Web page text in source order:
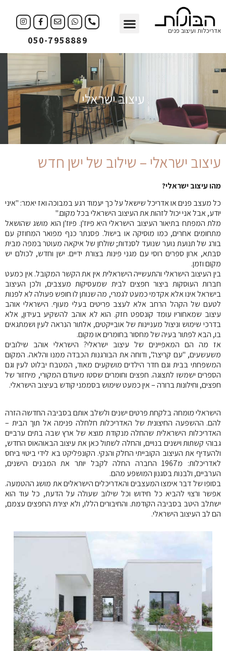
אדריכלות ועיצוב פנים
050-7958889
עיצוב ישראלי
עיצוב ישראלי – שילוב של ישן חדש
מהו עיצוב ישראלי?
כל מעצב פנים או אדריכל שישאל על כך יעמוד רגע במבוכה ואז יאמר: "איני
יודע, אבל אני יכול לזהות את העיצוב הישראלי בכל מקום."
מלת המפתח בתיאור העיצוב הישראלי היא פיוז'ן. פיוז'ן הוא מושג שהושאל
מתחומים אחרים, כמו מוסיקה או בישול. פסנתר כנף מפואר המחוזק עם
בורג של תנועת נוער שנועד לסנדות; שולחן של איקאה מעוטר במפה מבית
סבתא, ארון ספרים רוסי עם מגני פינות בצורת ידיים. ישן וחדש, לכולם יש
מקום וזמן.
בין העיצוב הישראלי והתעשייה הישראלית אין את הקשר המקובל. אין כמעט
חברות העוסקות ביצור חפצים לבית שמעסיקות מעצבים, ולכן העיצוב
בישראל אינו אלא אקדמי כמעט לגמרי, מה שנותן לו חופש פעולה לא לפנות
לטעם של הקהל הרחב אלא לעצב פריטים בעלי מעוף. הישראלי אוהב
עיצוב שמאחוריו עומד קונספט חזק. הוא לא אוהב להשקיע בעידון, אלא
בדרכי שימוש וניצול מעניינות של אובייקטים, אלתור הנראה לעין ושמתגאים
בו, הבא לפתור בעיה של מחסור בחומרים או מקום.
אז מה הם המאפיינים של עיצוב ישראלי? הישראלי אוהב שילובים
משעשעים, "עם קריצה", ודוחה את הבורגנות הכבדה ממנו והלאה. המקום
המשפחתי בבית וגם חדר הילדים מושקעים מאוד, המטבח יבלוט לעין וגם
הספרים ישמשו לתצוגה. חפצים וחומרים שסטו מיעודם המקורי, מיחזור של
חפצים, וחילונות ברורה – אין כמעט שימוש בסממני קודש בעיצוב הישראלי.
הישראלי מומחה בלקחת פרטים ישנים ולשלב אותם בסביבה החדשה הזרה
להם. ההשפעה החיצונית של האדריכלות חלחלה פנימה אל תוך הבית –
האדריכלות הישראלית שהחלה מנקודת מוצא של ארץ שבה בתים ערביים
גבוהי קשתות וישנים בנויים, והחלה לשתול כאן את עיצוב הבאוהאוס החדש,
ולהעדיף את העיצוב הקובייתי החלק והנקי. הקונפליקט בא לידי ביטוי ביחס
לאדריכלות: מ1967 החברה החלה לקבל יותר את המבנים הישנים,
הערביים, ולבנות בסגנון המושפע מהם.
בסופו של דבר אימצו המעצבים והאדריכלים הישראלים את מושג ההטמעה.
אפשר ורצוי להביא כל חידוש וכל שילוב שעולה על הדעת, כל עוד הוא
ישתלב היטב בסביבה הקודמת. והחיבורים הללו, ולא יצירת החפצים עצמם,
הם לב העיצוב הישראלי.